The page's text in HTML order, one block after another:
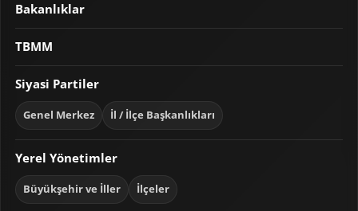
Bakanlıklar
TBMM
Siyasi Partiler
Genel Merkez İl / İlçe Başkanlıkları
Yerel Yönetimler
Büyükşehir ve İller İlçeler